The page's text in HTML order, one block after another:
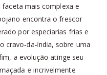
mais complexa e
encontra o frescor
por especiarias frias e
cravo-da-índia, sobre uma
a evolução atinge seu
e incrivelmente